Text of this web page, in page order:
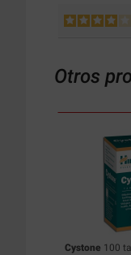
Otros
Cystone 100